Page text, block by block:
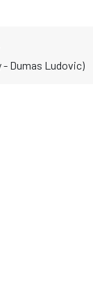
- Dumas Ludovic)